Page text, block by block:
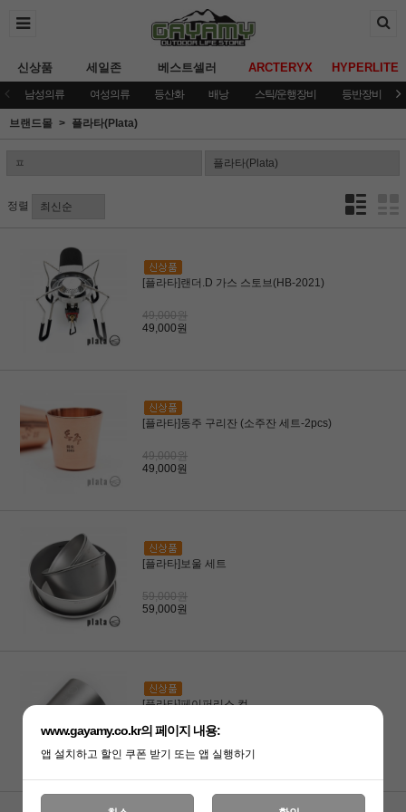
신상품 세일존 베스트셀러 ARCTERYX HYPERLITE
남성의류 여성의류 등산화 배낭 스틱/운행장비 등반장비
브랜드몰 플라타(Plata)
정렬
[플라타]랜더.D 가스 스토브(HB-2021)
49,000원
49,000원
[플라타]동주 구리잔 (소주잔 세트-2pcs)
49,000원
49,000원
[플라타]보울 세트
59,000원
59,000원
[플라타]페이퍼리스 컵
9,500원
9,500원
www.gayamy.co.kr의 페이지 내용:
앱 설치하고 할인 쿠폰 받기 또는 앱 실행하기